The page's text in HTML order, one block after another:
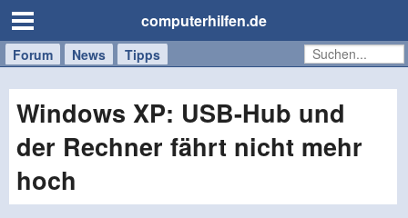
computerhilfen.de
Forum News Tipps
Handy
Tablet
Windows
Mac
Windows XP: USB-Hub und
der Rechner fährt nicht mehr
hoch